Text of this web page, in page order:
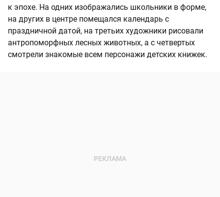
к эпохе. На одних изображались школьники в форме,
на других в центре помещался календарь с
праздничной датой, на третьих художники рисовали
антропоморфных лесных животных, а с четвертых
смотрели знакомые всем персонажи детских книжек.